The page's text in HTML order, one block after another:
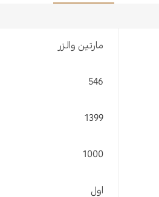
مارتین والزر
546
1399
1000
اول